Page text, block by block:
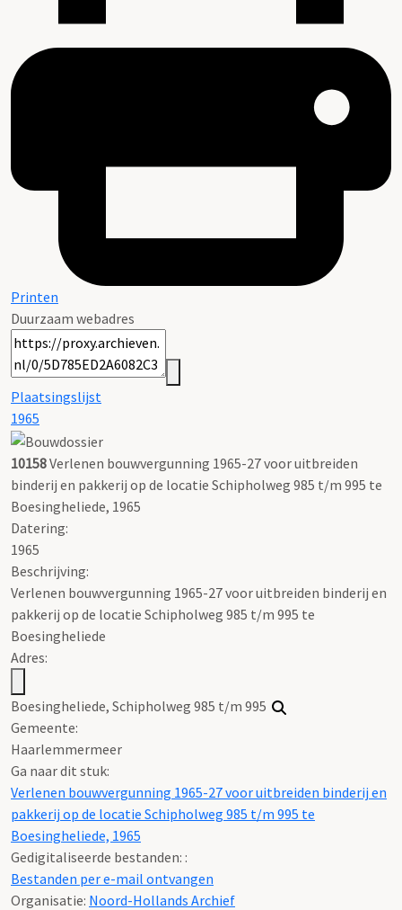
Printen
Duurzaam webadres
Plaatsingslijst
1965
10158Verlenen bouwvergunning 1965-27 voor uitbreiden
binderij en pakkerij op de locatie Schipholweg 985 t/m 995 te
Boesingheliede, 1965
Datering:
1965
Beschrijving:
Verlenen bouwvergunning 1965-27 voor uitbreiden binderij en
pakkerij op de locatie Schipholweg 985 t/m 995 te
Boesingheliede
Adres:
Boesingheliede, Schipholweg 985 t/m 995
Gemeente:
Haarlemmermeer
Ga naar dit stuk:
Verlenen bouwvergunning 1965-27 voor uitbreiden binderij en
pakkerij op de locatie Schipholweg 985 t/m 995 te
Boesingheliede, 1965
Gedigitaliseerde bestanden: :
Bestanden per e-mail ontvangen
Organisatie: Noord-Hollands Archief